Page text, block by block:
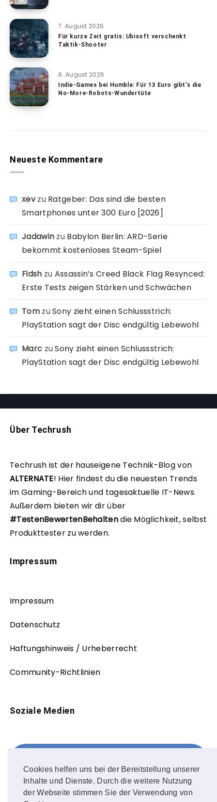
Cookies helfen uns bei der Bereitstellung unserer
Inhalte und Dienste. Durch die weitere Nutzung
der Webseite stimmen Sie der Verwendung von
7. August 2026
Für kurze Zeit gratis: Ubisoft verschenkt
Taktik-Shooter
6. August 2026
Indie-Games bei Humble: Für 13 Euro gibt’s die
No-More-Robots-Wundertüte
Neueste Kommentare
xevzu Ratgeber: Das sind die besten
Smartphones unter 300 Euro [2026]
Jadawin zu Babylon Berlin: ARD-Serie
bekommt kostenloses Steam-Spiel
Fidsh zu Assassin’s Creed Black Flag Resynced:
Erste Tests zeigen Stärken und Schwächen
TomzuSony zieht einen Schlussstrich:
PlayStation sagt der Disc endgültig Lebewohl
Marc zuSony zieht einen Schlussstrich:
PlayStation sagt der Disc endgültig Lebewohl
Über Techrush
Techrush ist der hauseigene Technik-Blog von
ALTERNATE! Hier findest du die neuesten Trends
im Gaming-Bereich und tagesaktuelle IT-News.
Außerdem bieten wir dir über
#TestenBewertenBehaltendie Möglichkeit, selbst
Produkttester zu werden.
Impressum
Impressum
Datenschutz
Haftungshinweis / Urheberrecht
Community-Richtlinien
Soziale Medien
FOLLOW ME!
Instagram